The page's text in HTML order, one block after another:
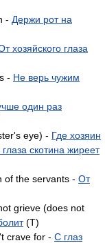
- Держи рот на
хозяйского глаза
- Не верь чужим
один раз
eye) - Где хозяин
скотина жиреет
of the servants - От
grieve (does not
(T)
crave for - С глаз